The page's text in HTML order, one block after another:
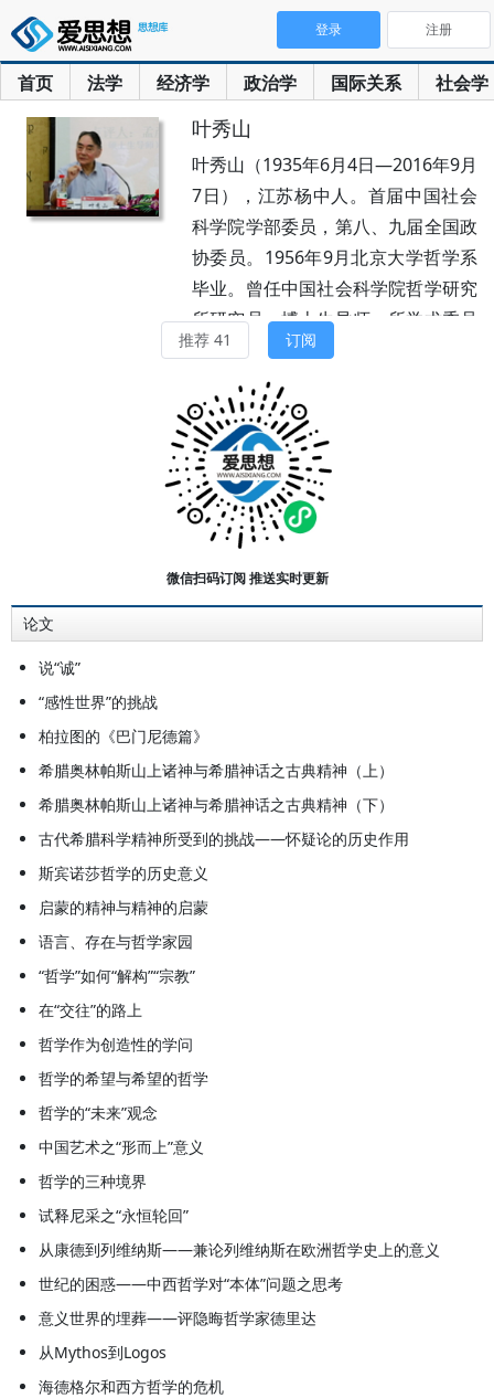
首页 法学 经济学 政治学 国际关系 社会学
登录 注册
叶秀山
叶秀山（1935年6月4日—2016年9月
7日），江苏杨中人。首届中国社会
科学院学部委员，第八、九届全国政
协委员。1956年9月北京大学哲学系
毕业。曾任中国社会科学院哲学研究
所研究员、博士生导师、所学术委员
会主任，中国社会科学院学术咨询委
员会委员。兼任西方哲学学会理事。
1991年享受国务院颁发的政府特殊
津贴；1995年人事部批准为“有突出
贡献的中青年专家”。研究方向：西
方哲学史、古代希腊、近现代欧洲大
陆哲学兼及美学；中西哲学沟通问
题。主要专著、论文：《前苏格拉底
哲学观念之变迁》（专著），凤凰出
版社、江苏人民出版社，2004年；
《希腊哲学从宇宙论到伦理学的过
渡》（论文），《江苏行政学院学
报》，2001.1－2；《哲学作为哲
学》（论文），《中国社会科学》，
2005．6。
推荐 41 订阅
微信扫码订阅 推送实时更新
论文
说“诚”
“感性世界”的挑战
柏拉图的《巴门尼德篇》
希腊奥林帕斯山上诸神与希腊神话之古典精神（上）
希腊奥林帕斯山上诸神与希腊神话之古典精神（下）
古代希腊科学精神所受到的挑战——怀疑论的历史作用
斯宾诺莎哲学的历史意义
启蒙的精神与精神的启蒙
语言、存在与哲学家园
“哲学”如何“解构”“宗教”
在“交往”的路上
哲学作为创造性的学问
哲学的希望与希望的哲学
哲学的“未来”观念
中国艺术之“形而上”意义
哲学的三种境界
试释尼采之“永恒轮回”
从康德到列维纳斯——兼论列维纳斯在欧洲哲学史上的意义
世纪的困惑——中西哲学对“本体”问题之思考
意义世界的埋葬——评隐晦哲学家德里达
从Mythos到Logos
海德格尔和西方哲学的危机